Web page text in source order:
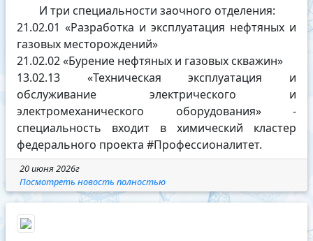
И три специальности заочного отделения:
21.02.01 «Разработка и эксплуатация нефтяных и
газовых месторождений»
21.02.02 «Бурение нефтяных и газовых скважин»
13.02.13 «Техническая эксплуатация и
обслуживание электрического и
электромеханического оборудования» -
специальность входит в химический кластер
федерального проекта #Профессионалитет.
20 июня 2026г
Посмотреть новость полностью